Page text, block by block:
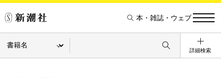
本・雑誌・ウェブ
詳細検索